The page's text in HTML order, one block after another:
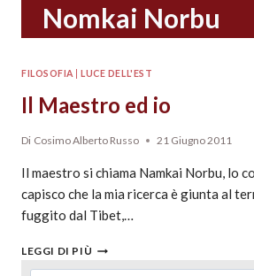
Nomkai Norbu
FILOSOFIA |LUCE DELL'EST
Il Maestro ed io
Di Cosimo Alberto Russo 21 Giugno 2011
Il maestro si chiama Namkai Norbu, lo
capisco che la mia ricerca è giunta al
fuggito dal Tibet,…
LEGGI DI PIÙ